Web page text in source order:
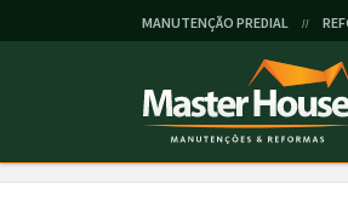
MANUTENÇÃO PREDIAL //